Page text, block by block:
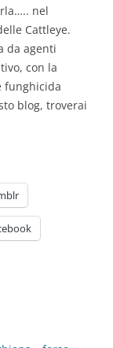
nel
Cattleye.
da agenti
con la
funghicida
blog, troverai